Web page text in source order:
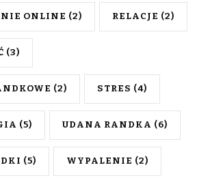
ONLINE (2) RELACJE (2)
(3)
(2) STRES (4)
(5) UDANA RANDKA (6)
(5) WYPALENIE (2)